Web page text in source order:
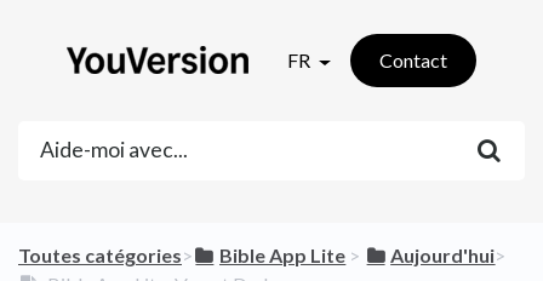
FR Contact
Toutes catégories​>​ ​Bible App Lite ​ > ​ ​Aujourd'hui​>​